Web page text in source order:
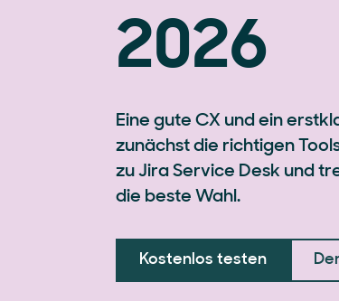
2026
Eine gute CX und ein
zunächst die richtigen
zu Jira Service Desk und
die beste Wahl.
Kostenlos testen